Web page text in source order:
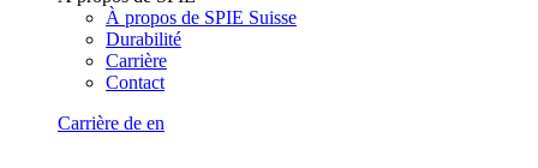
À propos de SPIE Suisse
Durabilité
Carrière
Contact
Carrière de en